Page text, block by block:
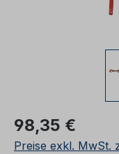
Regulärer Preis:
98,35 €
Preise exkl. MwSt.